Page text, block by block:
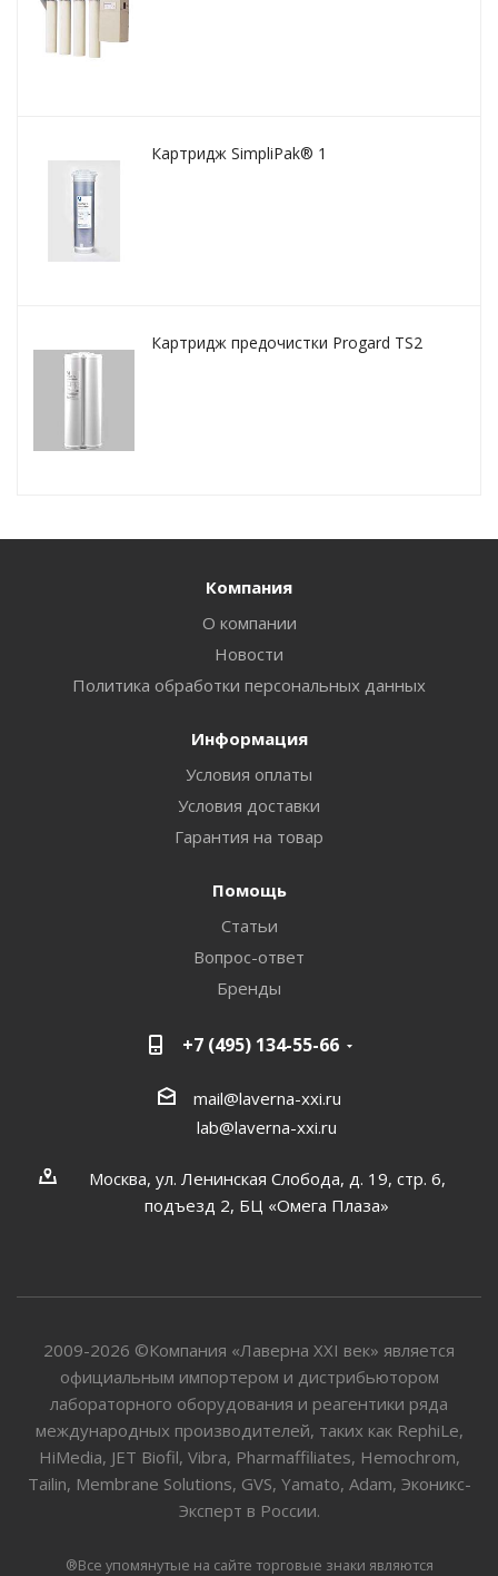
Картридж SimpliPak® 1
Картридж предочистки Progard TS2
Компания
О компании
Новости
Политика обработки персональных данных
Информация
Условия оплаты
Условия доставки
Гарантия на товар
Помощь
Статьи
Вопрос-ответ
Бренды
+7 (495) 134-55-66
mail@laverna-xxi.ru
lab@laverna-xxi.ru
Москва, ул. Ленинская Слобода, д. 19, стр. 6,
подъезд 2, БЦ «Омега Плаза»
2009-2026 ©Компания «Лаверна XXI век» является
официальным импортером и дистрибьютором
лабораторного оборудования и реагентики ряда
международных производителей, таких как RephiLe,
HiMedia, JET Biofil, Vibra, Pharmaffiliates, Hemochrom,
Tailin, Membrane Solutions, GVS, Yamato, Adam, Эконикс-
Эксперт в России.
®Все упомянутые на сайте торговые знаки являются